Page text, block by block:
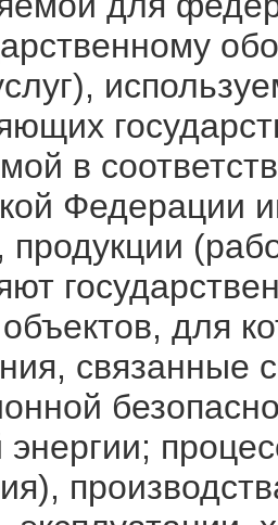
в
Федерации
продукции
для
связанные